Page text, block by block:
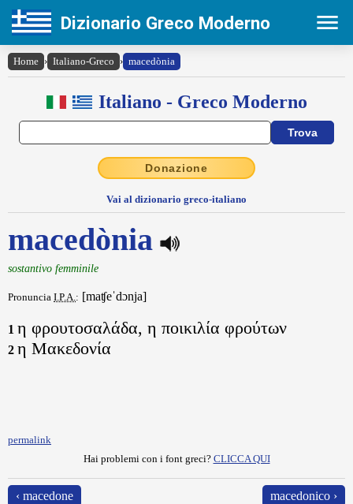
Dizionario Greco Moderno
Home › Italiano-Greco › macedònia
Italiano - Greco Moderno
Donazione
Vai al dizionario greco-italiano
macedònia
sostantivo femminile
Pronuncia I.P.A.: [maʧeˈdɔnja]
1 η φρουτοσαλάδα, η ποικιλία φρούτων
2 η Μακεδονία
permalink
Hai problemi con i font greci? CLICCA QUI
‹ macedone macedonico ›